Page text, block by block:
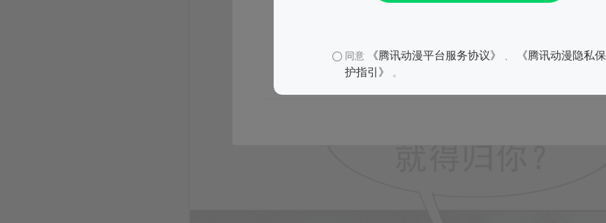
同意 《腾讯动漫平台服务协议》
《腾讯动漫隐私保
护指引》
。